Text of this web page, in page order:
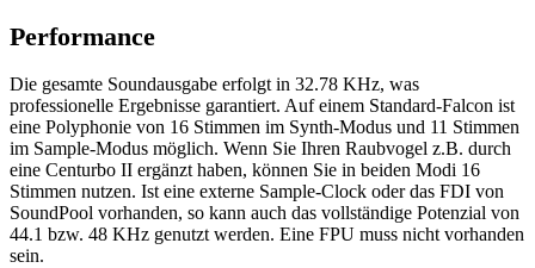
Performance
Die gesamte Soundausgabe erfolgt in 32.78 KHz, was
professionelle Ergebnisse garantiert. Auf einem Standard-Falcon ist
eine Polyphonie von 16 Stimmen im Synth-Modus und 11 Stimmen
im Sample-Modus möglich. Wenn Sie Ihren Raubvogel z.B. durch
eine Centurbo II ergänzt haben, können Sie in beiden Modi 16
Stimmen nutzen. Ist eine externe Sample-Clock oder das FDI von
SoundPool vorhanden, so kann auch das vollständige Potenzial von
44.1 bzw. 48 KHz genutzt werden. Eine FPU muss nicht vorhanden
sein.